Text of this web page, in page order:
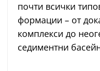
почти всички
формации – от
комплекси до
седиментни